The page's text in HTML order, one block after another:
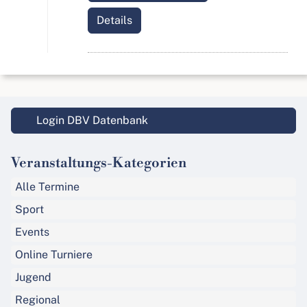
Details
Login DBV Datenbank
Veranstaltungs-Kategorien
Alle Termine
Sport
Events
Online Turniere
Jugend
Regional